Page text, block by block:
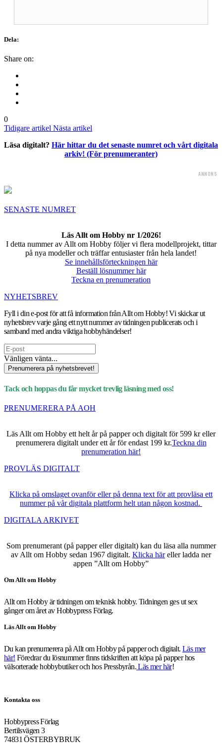
Dela:
Share on:
0
Tidigare artikel Nästa artikel
Läsa digitalt? Här hittar du det senaste numret och vårt digitala
arkiv! (För prenumeranter)
ANNONS
SENASTE NUMRET
Läs Allt om Hobby nr 1/2026!
I detta nummer av Allt om Hobby följer vi flera modellprojekt, tittar
på nya modeller och träffar entusiaster från hela landet!
Se innehållsförteckningen här
Beställ lösnummer här
Teckna en prenumeration
NYHETSBREV
Fyll i din e-post för att få information från Allt om Hobby! Vi skickar ut
nyhetsbrev varje gång ett nytt nummer av tidningen publicerats och i
samband med andra viktiga hobbyhändelser!
Vänligen vänta...
Prenumerera på nyhetsbrevet!
Tack och hoppas du får mycket trevlig läsning med oss!
PRENUMERERA PÅ AOH
Läs Allt om Hobby ett helt år på papper och digitalt för 599 kr eller
prenumerera digitalt under ett år för endast 199 kr.Teckna din
prenumeration här!
PROVLÄS DIGITALT
Klicka på omslaget ovanför eller på denna text för att provläsa ett
nummer på vår digitala plattform helt utan någon kostnad.
DIGITALA ARKIVET
Som prenumerant (på papper eller digitalt) kan du läsa alla nummer
av Allt om Hobby sedan 1967 digitalt. Klicka häreller ladda ner
appen ”Allt om Hobby”
Om Allt om Hobby
Allt om Hobby är tidningen om teknisk hobby. Tidningen ges ut sex
gånger om året av Hobbypress Förlag.
Läs Allt om Hobby
Du kan prenumerera på Allt om Hobby på papper och digitalt. Läs mer
här! Föredrar du lösnummer finns tidskriften att köpa på papper hos
välsorterade hobbybutiker och hos Pressbyrån.Läs mer här!
Kontakta oss
Hobbypress Förlag
Bertilsvägen 3
74831 ÖSTERBYBRUK